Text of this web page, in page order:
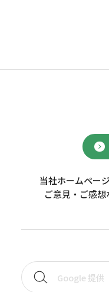
当社ホームペー
ご意見・ご感想